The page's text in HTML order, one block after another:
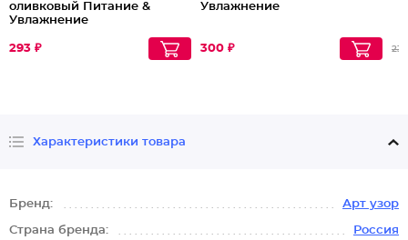
оливковый Питание &
Увлажнение
293 ₽
Увлажнение
300 ₽ 231
Характеристики товара
Бренд: Арт узор
Страна бренда: Россия